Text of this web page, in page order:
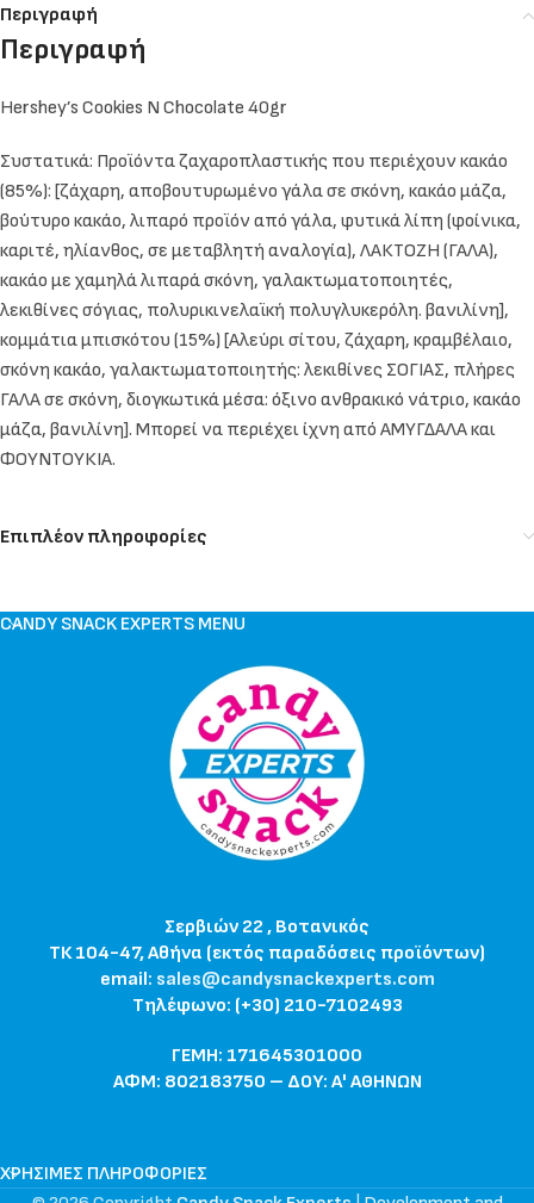
Περιγραφή
Περιγραφή
Hershey’s Cookies N Chocolate 40gr
Συστατικά: Προϊόντα ζαχαροπλαστικής που περιέχουν κακάο
(85%): [ζάχαρη, αποβουτυρωμένο γάλα σε σκόνη, κακάο μάζα,
βούτυρο κακάο, λιπαρό προϊόν από γάλα, φυτικά λίπη (φοίνικα,
καριτέ, ηλίανθος, σε μεταβλητή αναλογία), ΛΑΚΤΟΖΗ (ΓΑΛΑ),
κακάο με χαμηλά λιπαρά σκόνη, γαλακτωματοποιητές,
λεκιθίνες σόγιας, πολυρικινελαϊκή πολυγλυκερόλη. βανιλίνη],
κομμάτια μπισκότου (15%) [Αλεύρι σίτου, ζάχαρη, κραμβέλαιο,
σκόνη κακάο, γαλακτωματοποιητής: λεκιθίνες ΣΟΓΙΑΣ, πλήρες
ΓΑΛΑ σε σκόνη, διογκωτικά μέσα: όξινο ανθρακικό νάτριο, κακάο
μάζα, βανιλίνη]. Μπορεί να περιέχει ίχνη από ΑΜΥΓΔΑΛΑ και
ΦΟΥΝΤΟΥΚΙΑ.
Επιπλέον πληροφορίες
CANDY SNACK EXPERTS MENU
Σερβιών 22 , Βοτανικός
ΤΚ 104-47, Αθήνα (εκτός παραδόσεις προϊόντων)
email: sales@candysnackexperts.com
Τηλέφωνο: (+30) 210-7102493
ΓΕΜΗ: 171645301000
ΑΦΜ: 802183750 – ΔΟΥ: Α' ΑΘΗΝΩΝ
ΧΡΉΣΙΜΕΣ ΠΛΗΡΟΦΟΡΊΕΣ